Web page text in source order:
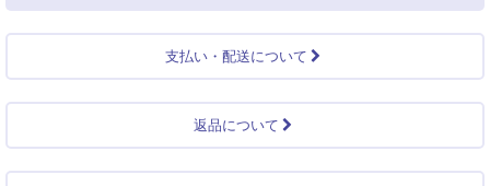
支払い・配送について
返品について